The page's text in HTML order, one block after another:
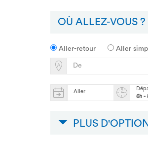
OÙ ALLEZ-VOUS ?
Aller-retour Aller
Aller
6h -
PLUS